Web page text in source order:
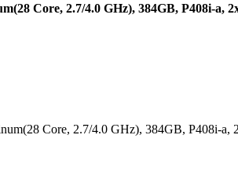
Core, 2.7/4.0 GHz), 384GB, P408i-a,
Core, 2.7/4.0 GHz), 384GB, P408i-a,